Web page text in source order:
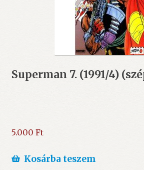
Superman 7. (1991/4)
5.000 Ft
Kosárba teszem